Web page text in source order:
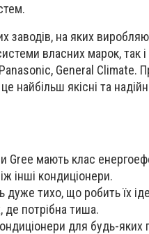
заводів, на яких
власних марок, так
General Climate.
найбільш якісні та
Gree мають клас
інші кондиціонери.
дуже тихо, що робить їх
де потрібна тиша.
для будь-яких